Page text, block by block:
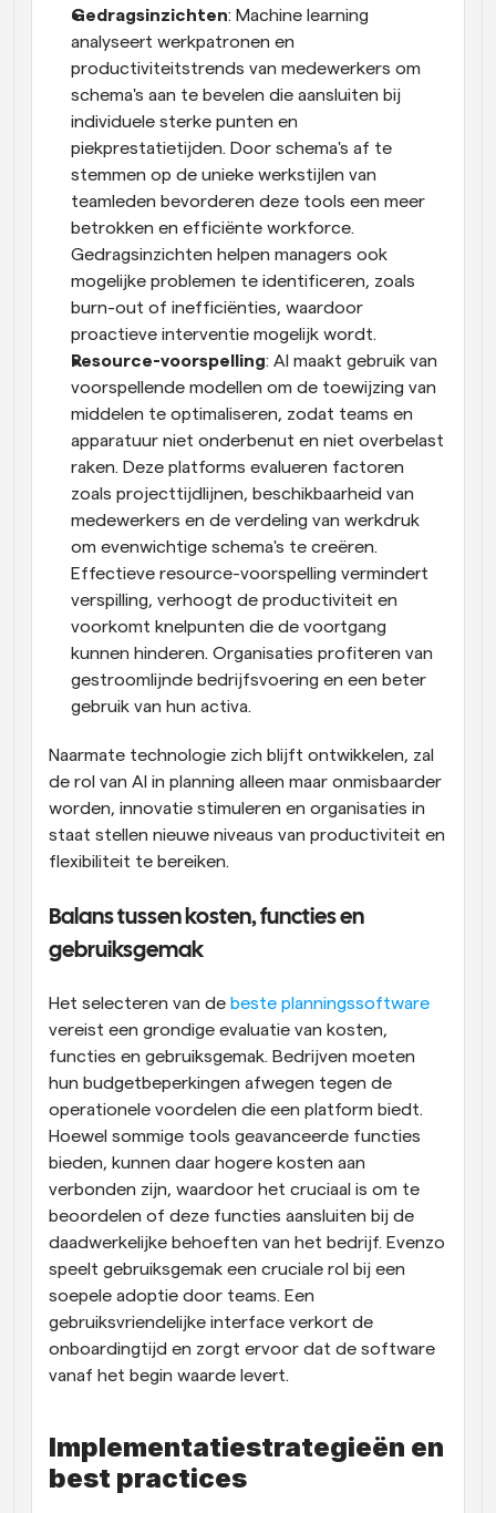
Gedragsinzichten: Machine learning
analyseert werkpatronen en
productiviteitstrends van medewerkers om
schema's aan te bevelen die aansluiten bij
individuele sterke punten en
piekprestatietijden. Door schema's af te
stemmen op de unieke werkstijlen van
teamleden bevorderen deze tools een meer
betrokken en efficiënte workforce.
Gedragsinzichten helpen managers ook
mogelijke problemen te identificeren, zoals
burn-out of inefficiënties, waardoor
proactieve interventie mogelijk wordt.
Resource-voorspelling: AI maakt gebruik van
voorspellende modellen om de toewijzing van
middelen te optimaliseren, zodat teams en
apparatuur niet onderbenut en niet overbelast
raken. Deze platforms evalueren factoren
zoals projecttijdlijnen, beschikbaarheid van
medewerkers en de verdeling van werkdruk
om evenwichtige schema's te creëren.
Effectieve resource-voorspelling vermindert
verspilling, verhoogt de productiviteit en
voorkomt knelpunten die de voortgang
kunnen hinderen. Organisaties profiteren van
gestroomlijnde bedrijfsvoering en een beter
gebruik van hun activa.
Naarmate technologie zich blijft ontwikkelen, zal
de rol van AI in planning alleen maar onmisbaarder
worden, innovatie stimuleren en organisaties in
staat stellen nieuwe niveaus van productiviteit en
flexibiliteit te bereiken.
Balans tussen kosten, functies en
gebruiksgemak
Het selecteren van de beste planningssoftware
vereist een grondige evaluatie van kosten,
functies en gebruiksgemak. Bedrijven moeten
hun budgetbeperkingen afwegen tegen de
operationele voordelen die een platform biedt.
Hoewel sommige tools geavanceerde functies
bieden, kunnen daar hogere kosten aan
verbonden zijn, waardoor het cruciaal is om te
beoordelen of deze functies aansluiten bij de
daadwerkelijke behoeften van het bedrijf. Evenzo
speelt gebruiksgemak een cruciale rol bij een
soepele adoptie door teams. Een
gebruiksvriendelijke interface verkort de
onboardingtijd en zorgt ervoor dat de software
vanaf het begin waarde levert.
Implementatiestrategieën en
best practices